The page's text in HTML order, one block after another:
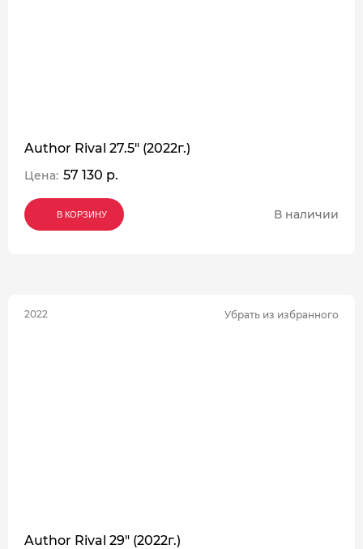
Author Rival 27.5" (2022г.)
Цена: 57 130 р.
В КОРЗИНУ
В КОРЗИНУ
В КОРЗИНУ В наличии
2022 Убрать из избранного
Author Rival 29" (2022г.)